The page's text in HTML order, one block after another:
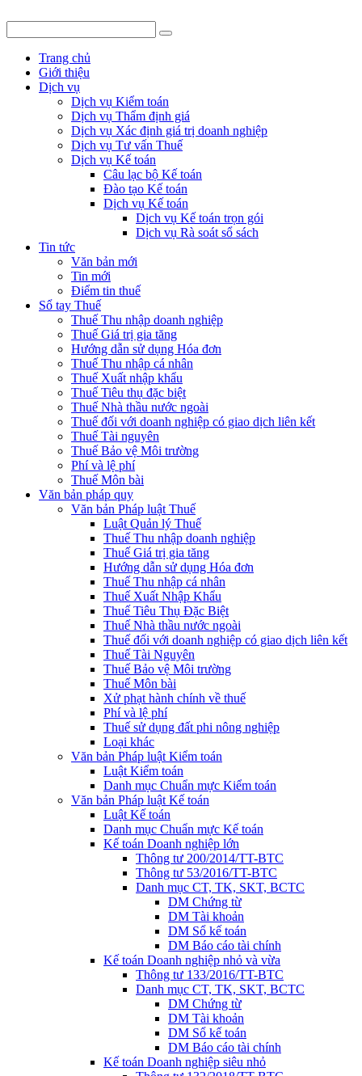
Trang chủ
Giới thiệu
Dịch vụ
Dịch vụ Kiểm toán
Dịch vụ Thẩm định giá
Dịch vụ Xác định giá trị doanh nghiệp
Dịch vụ Tư vấn Thuế
Dịch vụ Kế toán
Câu lạc bộ Kế toán
Đào tạo Kế toán
Dịch vụ Kế toán
Dịch vụ Kế toán trọn gói
Dịch vụ Rà soát sổ sách
Tin tức
Văn bản mới
Tin mới
Điểm tin thuế
Sổ tay Thuế
Thuế Thu nhập doanh nghiệp
Thuế Giá trị gia tăng
Hướng dẫn sử dụng Hóa đơn
Thuế Thu nhập cá nhân
Thuế Xuất nhập khẩu
Thuế Tiêu thụ đặc biệt
Thuế Nhà thầu nước ngoài
Thuế đối với doanh nghiệp có giao dịch liên kết
Thuế Tài nguyên
Thuế Bảo vệ Môi trường
Phí và lệ phí
Thuế Môn bài
Văn bản pháp quy
Văn bản Pháp luật Thuế
Luật Quản lý Thuế
Thuế Thu nhập doanh nghiệp
Thuế Giá trị gia tăng
Hướng dẫn sử dụng Hóa đơn
Thuế Thu nhập cá nhân
Thuế Xuất Nhập Khẩu
Thuế Tiêu Thụ Đặc Biệt
Thuế Nhà thầu nước ngoài
Thuế đối với doanh nghiệp có giao dịch liên kết
Thuế Tài Nguyên
Thuế Bảo vệ Môi trường
Thuế Môn bài
Xử phạt hành chính về thuế
Phí và lệ phí
Thuế sử dụng đất phi nông nghiệp
Loại khác
Văn bản Pháp luật Kiểm toán
Luật Kiểm toán
Danh mục Chuẩn mực Kiểm toán
Văn bản Pháp luật Kế toán
Luật Kế toán
Danh mục Chuẩn mực Kế toán
Kế toán Doanh nghiệp lớn
Thông tư 200/2014/TT-BTC
Thông tư 53/2016/TT-BTC
Danh mục CT, TK, SKT, BCTC
DM Chứng từ
DM Tài khoản
DM Sổ kế toán
DM Báo cáo tài chính
Kế toán Doanh nghiệp nhỏ và vừa
Thông tư 133/2016/TT-BTC
Danh mục CT, TK, SKT, BCTC
DM Chứng từ
DM Tài khoản
DM Sổ kế toán
DM Báo cáo tài chính
Kế toán Doanh nghiệp siêu nhỏ